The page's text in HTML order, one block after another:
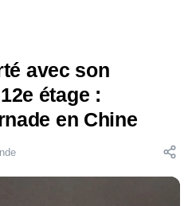
avec son
étage :
en Chine